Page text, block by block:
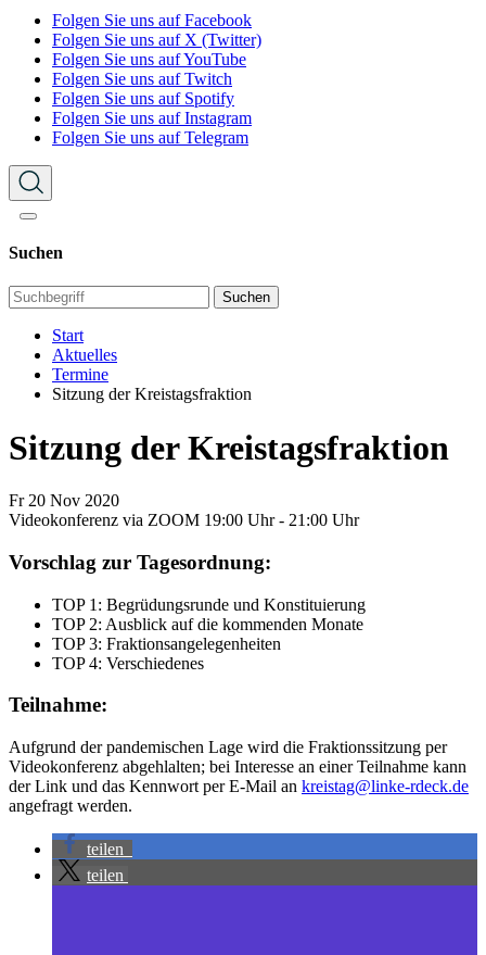
Folgen Sie uns auf Facebook
Folgen Sie uns auf X (Twitter)
Folgen Sie uns auf YouTube
Folgen Sie uns auf Twitch
Folgen Sie uns auf Spotify
Folgen Sie uns auf Instagram
Folgen Sie uns auf Telegram
Suchen
Suchen
Start
Aktuelles
Termine
Sitzung der Kreistagsfraktion
Sitzung der Kreistagsfraktion
Fr 20 Nov 2020
Videokonferenz via ZOOM 19:00 Uhr - 21:00 Uhr
Vorschlag zur Tagesordnung:
TOP 1: Begrüdungsrunde und Konstituierung
TOP 2: Ausblick auf die kommenden Monate
TOP 3: Fraktionsangelegenheiten
TOP 4: Verschiedenes
Teilnahme:
Aufgrund der pandemischen Lage wird die Fraktionssitzung per
Videokonferenz abgehlalten; bei Interesse an einer Teilnahme kann
der Link und das Kennwort per E-Mail an kreistag@linke-rdeck.de
angefragt werden.
teilen
teilen